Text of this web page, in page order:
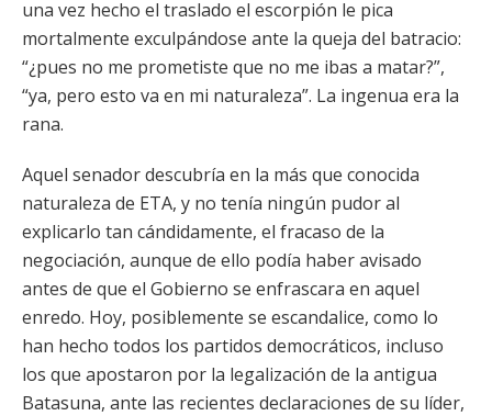
una vez hecho el traslado el escorpión le pica
mortalmente exculpándose ante la queja del batracio:
“¿pues no me prometiste que no me ibas a matar?”,
“ya, pero esto va en mi naturaleza”. La ingenua era la
rana.
Aquel senador descubría en la más que conocida
naturaleza de ETA, y no tenía ningún pudor al
explicarlo tan cándidamente, el fracaso de la
negociación, aunque de ello podía haber avisado
antes de que el Gobierno se enfrascara en aquel
enredo. Hoy, posiblemente se escandalice, como lo
han hecho todos los partidos democráticos, incluso
los que apostaron por la legalización de la antigua
Batasuna, ante las recientes declaraciones de su líder,